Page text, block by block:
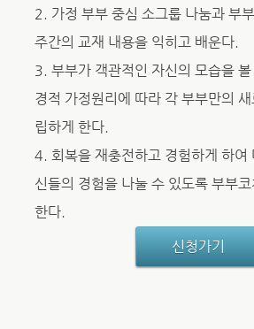
2. 가정 부부 중심 소그룹 나눔과 부
주간의 교재 내용을 익히고 배운다.
3. 부부가 객관적인 자신의 모습을
경적 가정원리에 따라 각 부부만의
립하게 한다.
4. 회복을 재충전하고 경험하게 하여
신들의 경험을 나눌 수 있도록 부부
한다.
신청가기